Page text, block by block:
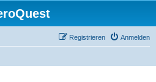
Anmelden
Registrieren